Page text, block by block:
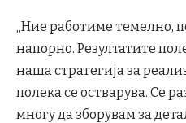
„Ние работиме темелно,
напорно. Резултатите
наша стратегија за
полека се остварува. Се
многу да зборувам за